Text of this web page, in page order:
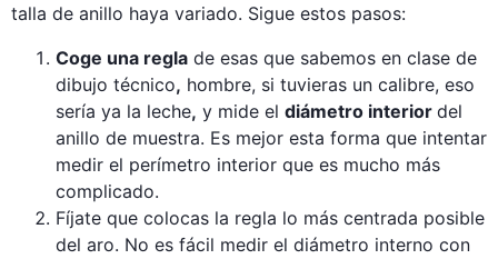
talla de anillo haya variado. Sigue estos pasos:
Coge una regla de esas que sabemos en clase de
dibujo técnico, hombre, si tuvieras un calibre, eso
sería ya la leche, y mide el diámetro interior del
anillo de muestra. Es mejor esta forma que intentar
medir el perímetro interior que es mucho más
complicado.
Fíjate que colocas la regla lo más centrada posible
del aro. No es fácil medir el diámetro interno con